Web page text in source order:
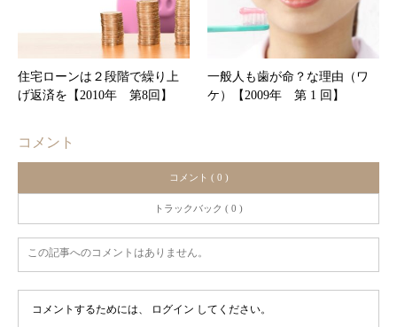
住宅ローンは２段階で繰り上
げ返済を【2010年 第8回】
一般人も歯が命？な理由（ワ
ケ）【2009年 第 1 回】
コメント
コメント ( 0 )
トラックバック ( 0 )
この記事へのコメントはありません。
コメントするためには、 ログイン してください。